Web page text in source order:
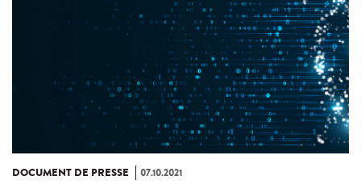
DOCUMENT DE PRESSE 07.10.2021